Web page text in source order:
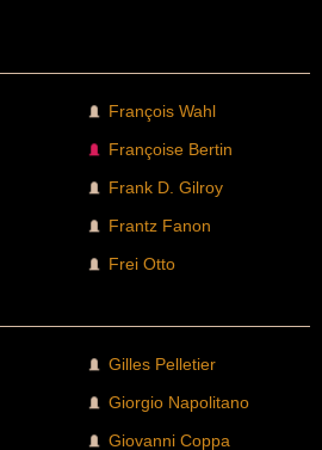
François Wahl
Françoise Bertin
Frank D. Gilroy
Frantz Fanon
Frei Otto
Gilles Pelletier
Giorgio Napolitano
Giovanni Coppa